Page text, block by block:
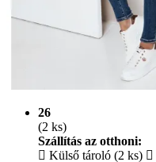
26
(2 ks)
Szállítás az otthoni:
Külső tároló (2 ks)